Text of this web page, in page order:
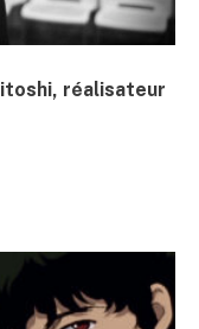
réalisateur